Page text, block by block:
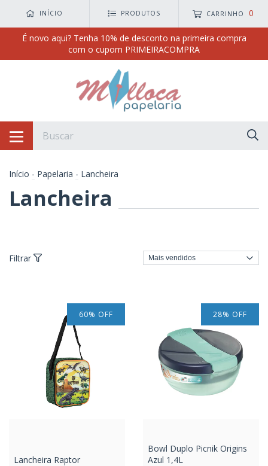
INÍCIO PRODUTOS CARRINHO 0
É novo aqui? Tenha 10% de desconto na primeira compra
com o cupom PRIMEIRACOMPRA
Início - Papelaria - Lancheira
Lancheira
Filtrar
60% OFF
Lancheira Raptor
28% OFF
Bowl Duplo Picnik Origins
Azul 1,4L